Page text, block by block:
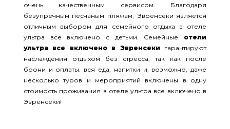
очень качественным сервисом. Благодаря
безупречным песчаным пляжам, Эвренсеки является
отличным выбором для семейного отдыха в отеле
ультра все включено с детьми. Семейные отели
ультра все включено в Эвренсеки гарантируют
наслаждения отдыхом без стресса, так как после
брони и оплаты. вся еда, напитки и, возможно, даже
несколько туров и мероприятий включены в одну
стоимость проживания в отеле ультра все включено в
Эвренсеки!